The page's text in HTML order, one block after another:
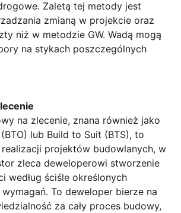
Zaletą tej metody jest
zmianą w projekcie oraz
niż w metodzie GW. Wadą mogą
na stykach poszczególnych
na zlecenie, znana również jako
lub Build to Suit (BTS), to
projektów budowlanych, w
zleca deweloperowi stworzenie
według ściśle określonych
To deweloper bierze na
za cały proces budowy,